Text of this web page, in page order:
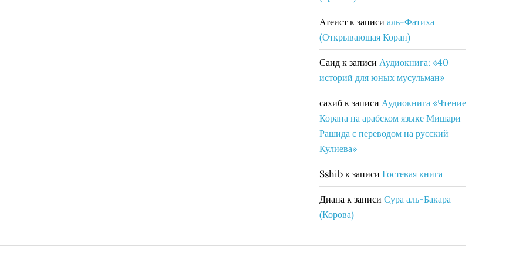
Атеист к записи аль-Фатиха
(Открывающая Коран)
Саид к записи Аудиокнига: «40
историй для юных мусульман»
сахиб к записи Аудиокнига «Чтение
Корана на арабском языке Мишари
Рашида с переводом на русский
Кулиева»
Sshib к записи Гостевая книга
Диана к записи Сура аль-Бакара
(Корова)